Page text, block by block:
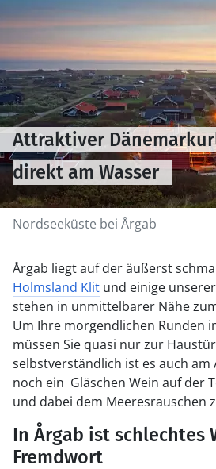
Nordseeküste bei Årgab
Attraktiver
direkt am Wasser
Årgab liegt auf der äußerst
Holmsland Klit und einige
stehen in unmittelbarer Nähe
Um Ihre morgendlichen Runden
müssen Sie quasi nur zur
selbstverständlich ist es auch am
noch ein Gläschen Wein auf der
und dabei dem Meeresrauschen
In Årgab ist schlechtes
Fremdwort